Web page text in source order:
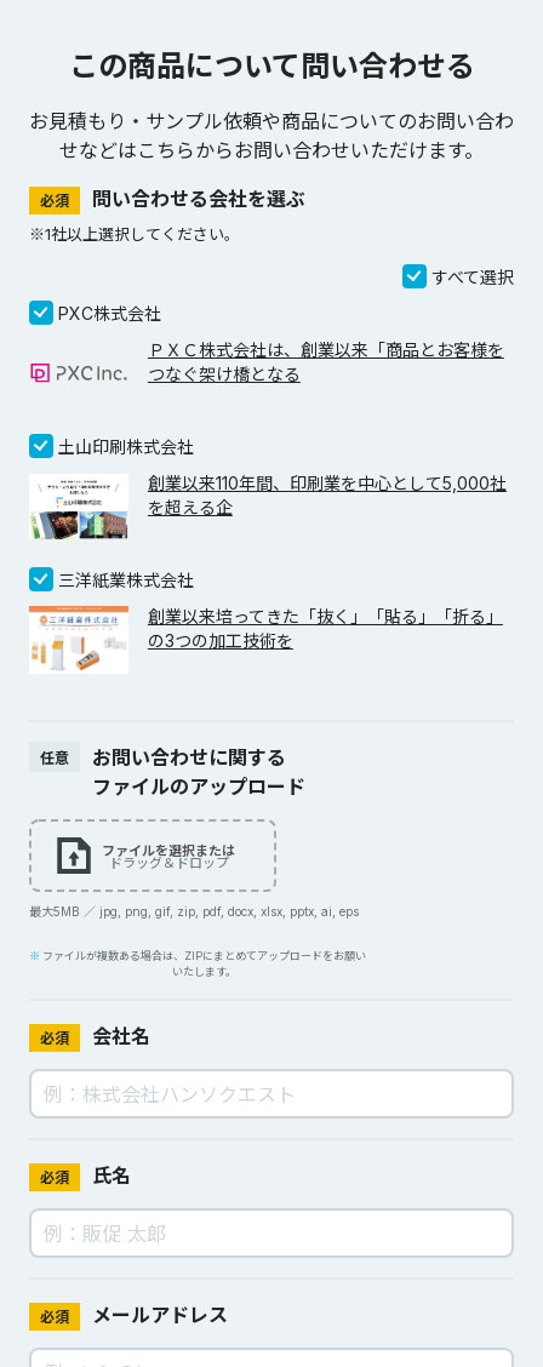
この商品について問い合わせる
お見積もり・サンプル依頼や商品についてのお問い合わ
せなどは こちらからお問い合わせいただけます。
必須 問い合わせる会社を選ぶ
※1社以上選択してください。
すべて選択
PXC株式会社
ＰＸＣ株式会社は、創業以来「商品とお客様を
つなぐ架け橋となる
土山印刷株式会社
創業以来110年間、印刷業を中心として5,000社
を超える企
三洋紙業株式会社
創業以来培ってきた「抜く」「貼る」「折る」
の3つの加工技術を
任意
お問い合わせに関する
ファイルのアップロード
ファイルを選択または
ドラッグ＆ドロップ
最大5MB ／ jpg, png, gif, zip, pdf, docx, xlsx, pptx, ai, eps
ファイルが複数ある場合は、ZIPにまとめてアップロードをお願い
いたします。
必須 会社名
必須 氏名
必須 メールアドレス